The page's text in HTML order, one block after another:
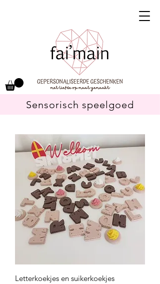
Sensorisch speelgoed
Letterkoekjes en suikerkoekjes